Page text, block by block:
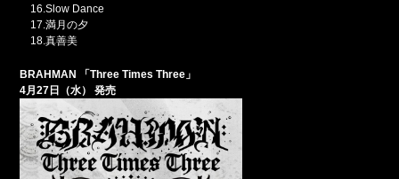
16.Slow Dance
17.満月の夕
18.真善美
BRAHMAN
「Three Times Three」
4月27日（水） 発売